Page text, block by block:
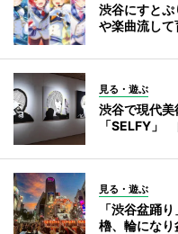
渋谷にすと
や楽曲流し
見る・遊ぶ
渋谷で現代
「SELFY」
見る・遊ぶ
「渋谷盆踊
櫓、輪になり